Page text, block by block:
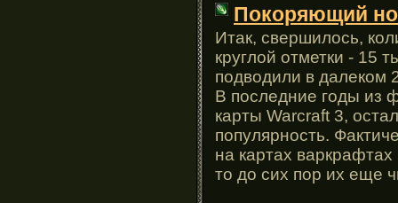
Покоряющий
Итак, свершилось,
круглой отметки - 15
подводили в далеком
В последние годы из
карты Warcraft 3,
популярность.
на картах
то до сих пор их еще